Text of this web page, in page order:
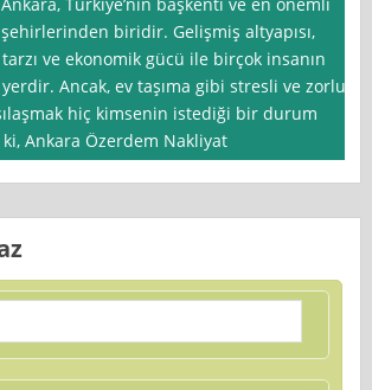
şehirlerinden biridir. Gelişmiş altyapısı,
ve ekonomik gücü ile birçok insanın
Ancak, ev taşıma gibi stresli ve zorlu
hiç kimsenin istediği bir durum
Ankara Özerdem Nakliyat